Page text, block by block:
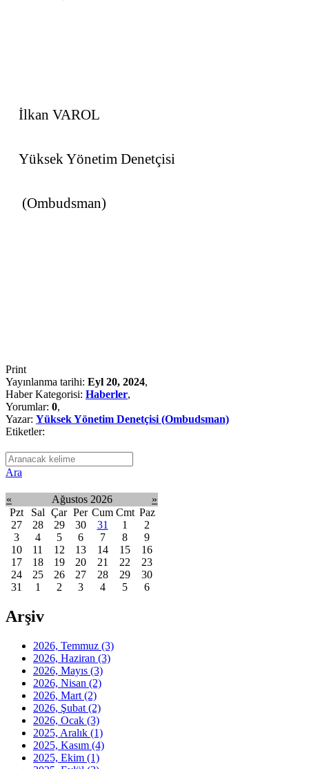
İlkan VAROL
Yüksek Yönetim Denetçisi
(Ombudsman)
Print
Yayınlanma tarihi: Eyl 20, 2024,
Haber Kategorisi: Haberler,
Yorumlar: 0,
Yazar: Yüksek Yönetim Denetçisi (Ombudsman)
Etiketler:
Ara
« Ağustos 2026
»
Pzt
Sal Çar Per Cum Cmt Paz
27
28 29 30 31 1
2
3
4 5 6 7 8
9
10
11 12 13 14 15
16
17
18 19 20 21 22
23
24
25 26 27 28 29
30
31
1 2 3 4 5 6
Arşiv
2026, Temmuz (3)
2026, Haziran (3)
2026, Mayıs (3)
2026, Nisan (2)
2026, Mart (2)
2026, Şubat (2)
2026, Ocak (3)
2025, Aralık (1)
2025, Kasım (4)
2025, Ekim (1)